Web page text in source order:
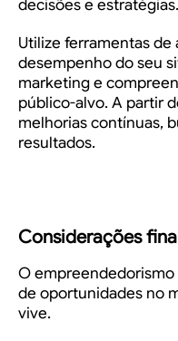
decisões e estratégias.
Utilize ferramentas de
desempenho do seu
marketing e
público-alvo. A partir
melhorias contínuas,
resultados.
Considerações
O
de oportunidades no
vive.